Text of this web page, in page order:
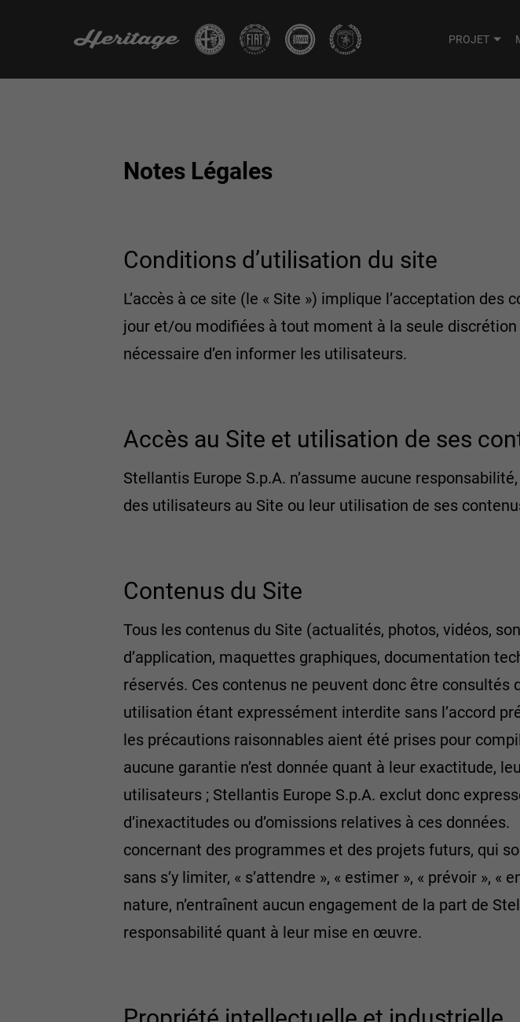
PROJET
Notes Légales
Conditions d’utilisation du site
L’accès à ce site (le « Site ») implique l’acceptation
jour et/ou modifiées à tout moment à la seule discrétion
nécessaire d’en informer les utilisateurs.
Accès au Site et utilisation de ses
Stellantis Europe S.p.A. n’assume aucune
des utilisateurs au Site ou leur utilisation de ses
Contenus du Site
Tous les contenus du Site (actualités, photos, vidéos,
d’application, maquettes graphiques, documentation
réservés. Ces contenus ne peuvent donc être consultés
utilisation étant expressément interdite sans l’accord
les précautions raisonnables aient été prises pour
aucune garantie n’est donnée quant à leur exactitude,
utilisateurs ; Stellantis Europe S.p.A. exclut donc
d’inexactitudes ou d’omissions relatives à ces
concernant des programmes et des projets futurs, qui
sans s’y limiter, « s’attendre », « estimer », « prévoir »,
nature, n’entraînent aucun engagement de la part de
responsabilité quant à leur mise en œuvre.